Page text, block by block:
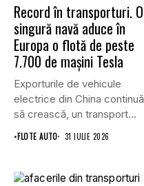
Record în transporturi. O
singură navă aduce în
Europa o flotă de peste
7.700 de mașini Tesla
Exporturile de vehicule
electrice din China continuă
să crească, un transport
record...
•FLOTE AUTO 31 IULIE 2026